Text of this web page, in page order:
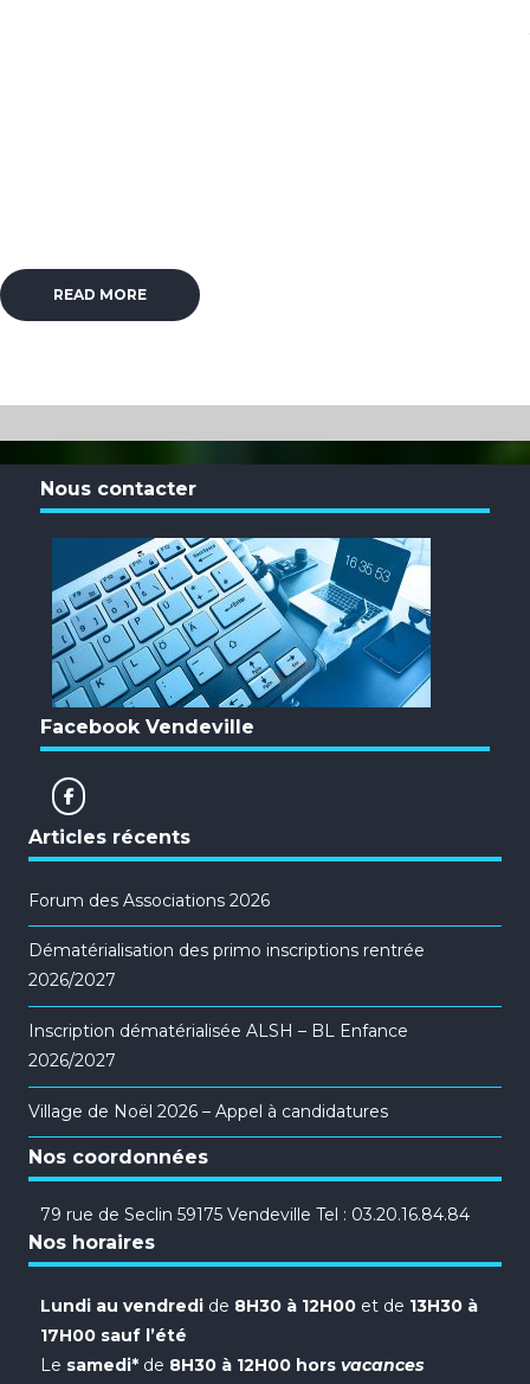
READ MORE
Nous contacter
Facebook Vendeville
Articles récents
Forum des Associations 2026
Dématérialisation des primo inscriptions rentrée
2026/2027
Inscription dématérialisée ALSH – BL Enfance
2026/2027
Village de Noël 2026 – Appel à candidatures
Nos coordonnées
79 rue de Seclin 59175 Vendeville Tel : 03.20.16.84.84
Nos horaires
Lundi au vendredi de 8H30 à 12H00 et de 13H30 à
17H00 sauf l’été
Le samedi* de 8H30 à 12H00 hors vacances